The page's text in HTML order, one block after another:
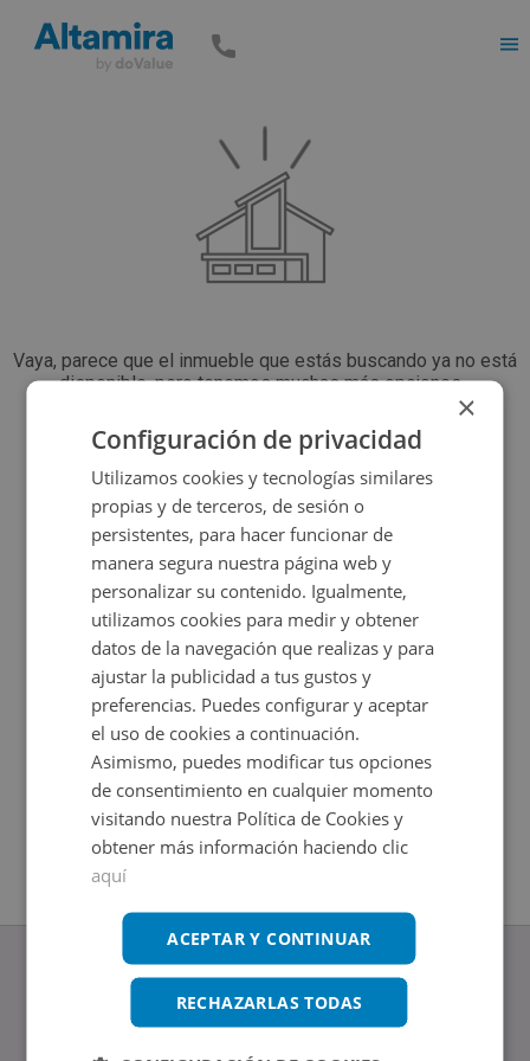
Vaya, parece que el inmueble que estás buscando ya no está
disponible, pero tenemos muchas más opciones...
Volver a buscar
Cl Caleton El 1, 38632 Arona - Tenerife
Impuestos no incluidos
m2
www.altamirainmuebles.com
×
Configuración de privacidad
Utilizamos cookies y tecnologías similares
propias y de terceros, de sesión o
persistentes, para hacer funcionar de
manera segura nuestra página web y
personalizar su contenido. Igualmente,
utilizamos cookies para medir y obtener
datos de la navegación que realizas y para
ajustar la publicidad a tus gustos y
preferencias. Puedes configurar y aceptar
el uso de cookies a continuación.
Asimismo, puedes modificar tus opciones
de consentimiento en cualquier momento
visitando nuestra Política de Cookies y
obtener más información haciendo clic
aquí
ACEPTAR Y CONTINUAR
RECHAZARLAS TODAS